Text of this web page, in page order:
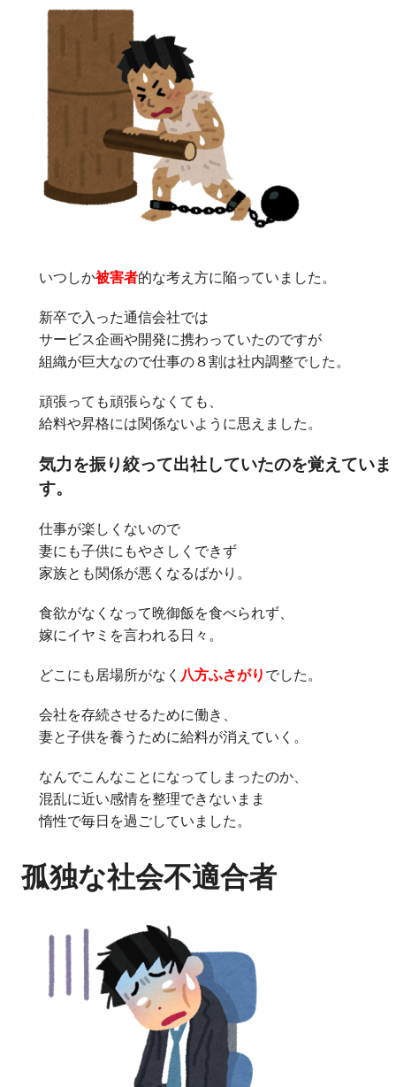
いつしか被害者的な考え方に陥っていました。
新卒で入った通信会社では
サービス企画や開発に携わっていたのですが
組織が巨大なので仕事の８割は社内調整でした。
頑張っても頑張らなくても、
給料や昇格には関係ないように思えました。
気力を振り絞って出社していたのを覚えていま
す。
仕事が楽しくないので
妻にも子供にもやさしくできず
家族とも関係が悪くなるばかり。
食欲がなくなって晩御飯を食べられず、
嫁にイヤミを言われる日々。
どこにも居場所がなく 八方ふさがりでした。
会社を存続させるために働き、
妻と子供を養うために給料が消えていく。
なんでこんなことになってしまったのか、
混乱に近い感情を整理できないまま
惰性で毎日を過ごしていました。
孤独な社会不適合者